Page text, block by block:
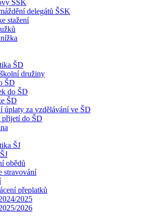
ŠSK
delegátů ŠSK
stažení
ŠD
družiny
ŠD
do ŠD
ŠD
úplaty za vzdělávání ve ŠD
do ŠD
ŠJ
obědů
stravování
přeplatků
2025
2026